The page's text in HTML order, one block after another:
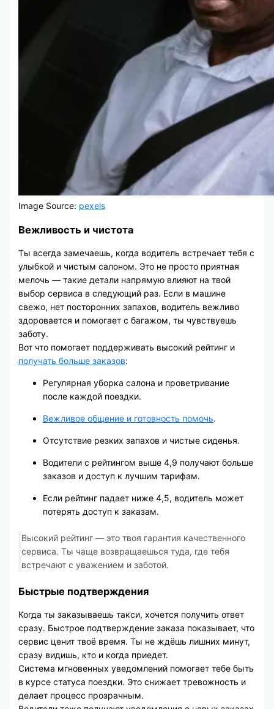
Image Source: pexels
Вежливость и чистота
Ты всегда замечаешь, когда водитель встречает тебя с
улыбкой и чистым салоном. Это не просто приятная
мелочь — такие детали напрямую влияют на твой
выбор сервиса в следующий раз. Если в машине
свежо, нет посторонних запахов, водитель вежливо
здоровается и помогает с багажом, ты чувствуешь
заботу.
Вот что помогает поддерживать высокий рейтинг и
получать больше заказов:
Регулярная уборка салона и проветривание
после каждой поездки.
Вежливое общение и готовность помочь.
Отсутствие резких запахов и чистые сиденья.
Водители с рейтингом выше 4,9 получают больше
заказов и доступ к лучшим тарифам.
Если рейтинг падает ниже 4,5, водитель может
потерять доступ к заказам.
Высокий рейтинг — это твоя гарантия качественного
сервиса. Ты чаще возвращаешься туда, где тебя
встречают с уважением и заботой.
Быстрые подтверждения
Когда ты заказываешь такси, хочется получить ответ
сразу. Быстрое подтверждение заказа показывает, что
сервис ценит твоё время. Ты не ждёшь лишних минут,
сразу видишь, кто и когда приедет.
Система мгновенных уведомлений помогает тебе быть
в курсе статуса поездки. Это снижает тревожность и
делает процесс прозрачным.